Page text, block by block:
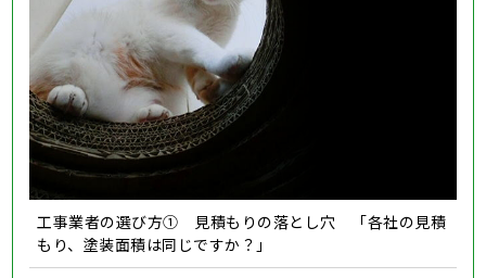
工事業者の選び方① 見積もりの落とし穴 「各社の見積
もり、塗装面積は同じですか？」